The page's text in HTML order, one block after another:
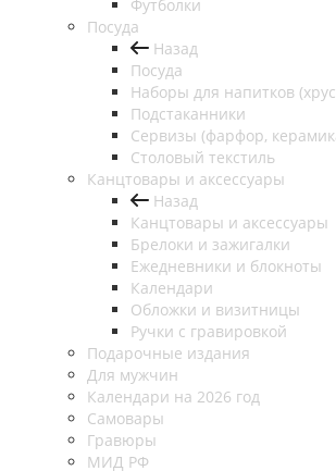
Футболки
Посуда
Назад
Посуда
Наборы для напитков
Подстаканники
Сервизы (фарфор,
Столовый текстиль
Канцтовары и аксессуары
Назад
Канцтовары и аксессуары
Брелоки и зажигалки
Ежедневники и блокноты
Календари
Обложки и визитницы
Ручки с гравировкой
Подарочные издания
Для мужчин
Календари на 2026 год
Самовары
Гравюры
МИД РФ